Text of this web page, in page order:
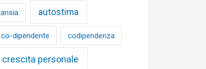
ansia autostima
co-dipendente codipendenza
crescita personale